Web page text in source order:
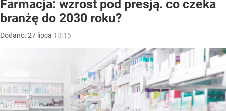
Farmacja: wzrost pod presją. co czeka
branżę do 2030 roku?
Dodano:27 lipca 13:15